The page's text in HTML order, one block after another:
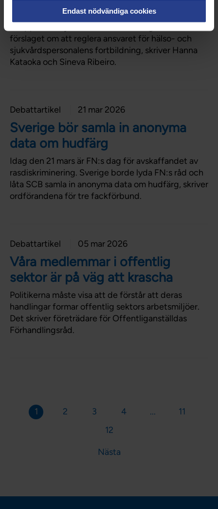
Endast nödvändiga cookies
fortbildningen
förslaget om att reglera ansvaret för hälso- och
sjukvårdspersonalens fortbildning, skriver Hanna
Kataoka och Sineva Ribeiro.
Debattartikel 21 mar 2026
Sverige bör samla in anonyma
data om hudfärg
Idag den 21 mars är FN:s dag för avskaffandet av
rasdiskriminering. Sverige borde lyda FN:s råd och
låta SCB samla in anonyma data om hudfärg, skriver
ordförandena för tre fackförbund.
Debattartikel 05 mar 2026
Våra medlemmar i offentlig
sektor är på väg att krascha
Politikerna måste visa att de förstår att deras
handlingar formar offentlig sektors arbetsmiljöer.
Det skriver företrädare för Offentliganställdas
Förhandlingsråd.
1 2 3 4 ...
11
12
Nästa